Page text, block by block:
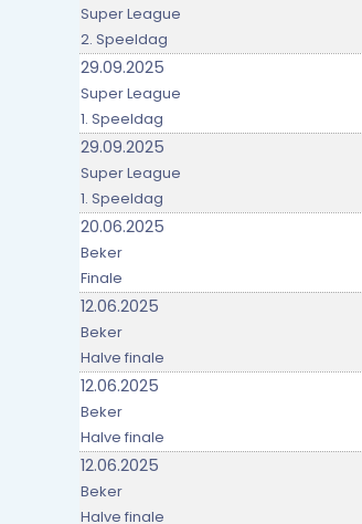
Super League
2. Speeldag
29.09.2025
Super League
1. Speeldag
29.09.2025
Super League
1. Speeldag
20.06.2025
Beker
Finale
12.06.2025
Beker
Halve finale
12.06.2025
Beker
Halve finale
12.06.2025
Beker
Halve finale